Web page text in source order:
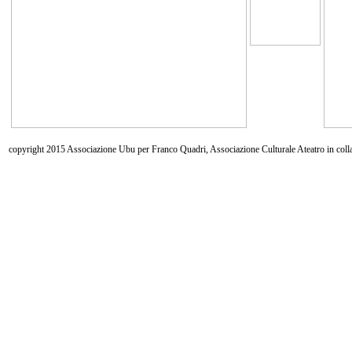
copyright 2015 Associazione Ubu per Franco Quadri, Associazione Culturale Ateatro in